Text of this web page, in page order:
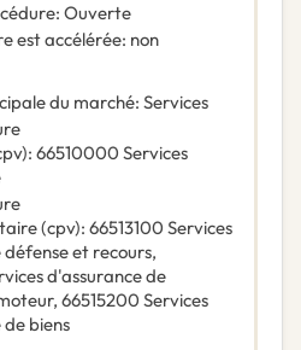
: Ouverte
est accélérée: non
du marché: Services
): 66510000 Services
(cpv): 66513100 Services
et recours,
d'assurance de
, 66515200 Services
biens